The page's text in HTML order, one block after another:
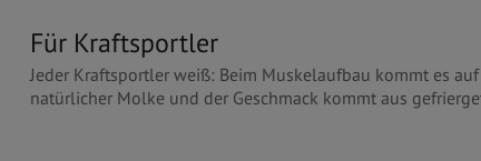
Für Kraftsportler
Jeder Kraftsportler weiß: Beim Muskelaufbau kommt es
natürlicher Molke und der Geschmack kommt aus